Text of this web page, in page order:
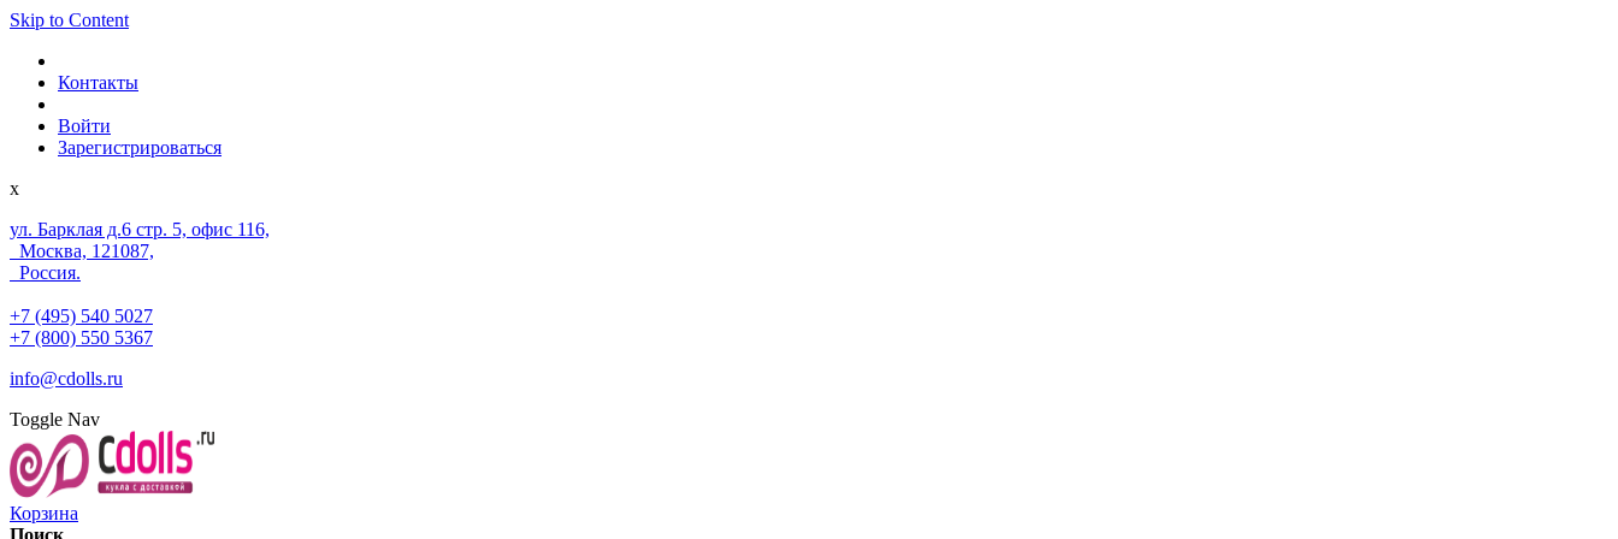
Skip to Content
Контакты
Войти
Зарегистрироваться
x
ул. Барклая д.6 стр. 5, офис 116,
Москва, 121087,
Россия.
+7 (495) 540 5027
+7 (800) 550 5367
info@cdolls.ru
Toggle Nav
Корзина
Поиск